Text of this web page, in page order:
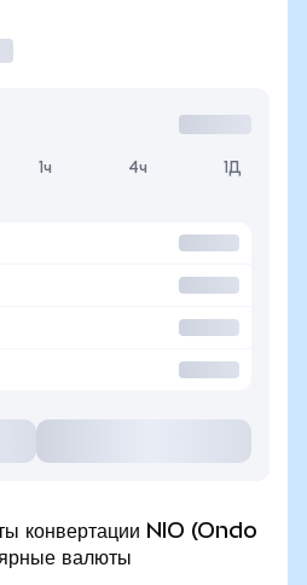
1ч 4ч 1Д
конвертации NIO (Ondo
валюты